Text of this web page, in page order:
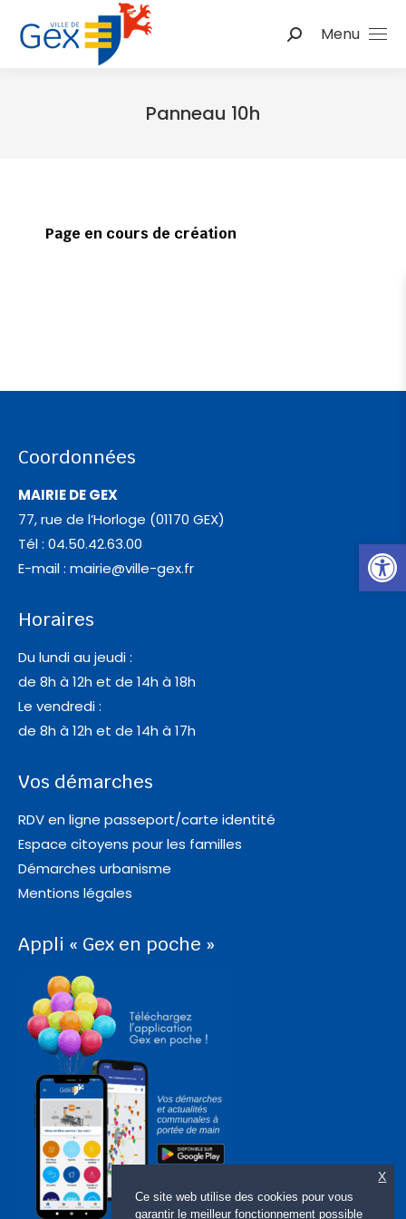
Ouvrir
Menu
Panneau 10h
Page en cours de création
Coordonnées
MAIRIE DE GEX
77, rue de l’Horloge (01170 GEX)
Tél : 04.50.42.63.00
E-mail : mairie@ville-gex.fr
Horaires
Du lundi au jeudi :
de 8h à 12h et de 14h à 18h
Le vendredi :
de 8h à 12h et de 14h à 17h
Vos démarches
RDV en ligne passeport/carte identité
Espace citoyens pour les familles
Démarches urbanisme
Mentions légales
Appli « Gex en poche »
Ce site web utilise des cookies pour vous
garantir le meilleur fonctionnement possible
X